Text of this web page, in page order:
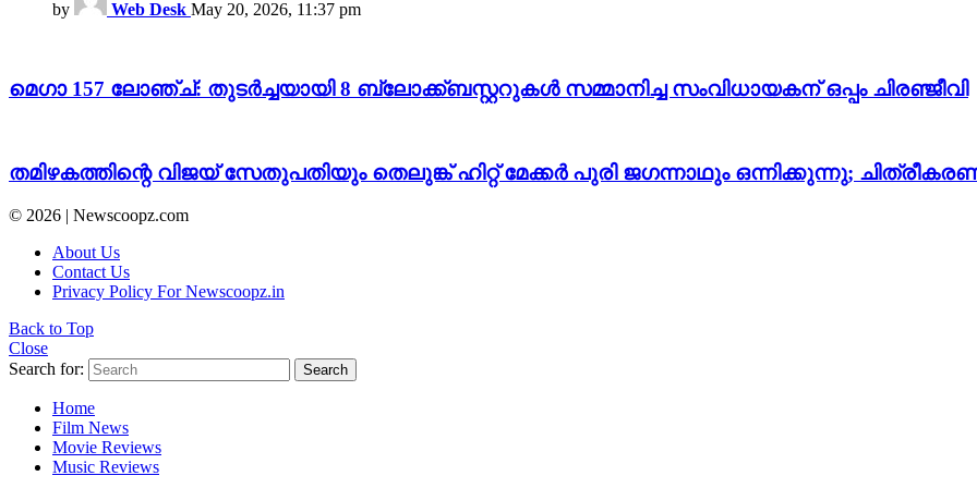
by Web Desk May 20, 2026, 11:37 pm
മെഗാ 157 ലോഞ്ച്: തുടർച്ചയായി 8 ബ്ലോക്ക്ബസ്റ്ററുകൾ സമ്മാനിച്ച സംവിധായകന് ഒപ്പം ചിരഞ്ജീവി
തമിഴകത്തിന്റെ വിജയ് സേതുപതിയും തെലുങ്ക് ഹിറ്റ് മേക്കർ പുരി ജഗന്നാഥും ഒന്നിക്കുന്നു;
© 2026 | Newscoopz.com
About Us
Contact Us
Privacy Policy For Newscoopz.in
Back to Top
Close
Search for:
Search
Home
Film News
Movie Reviews
Music Reviews